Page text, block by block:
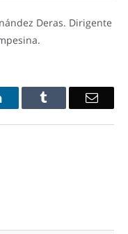
Deras. Dirigente
LinkedIn Email